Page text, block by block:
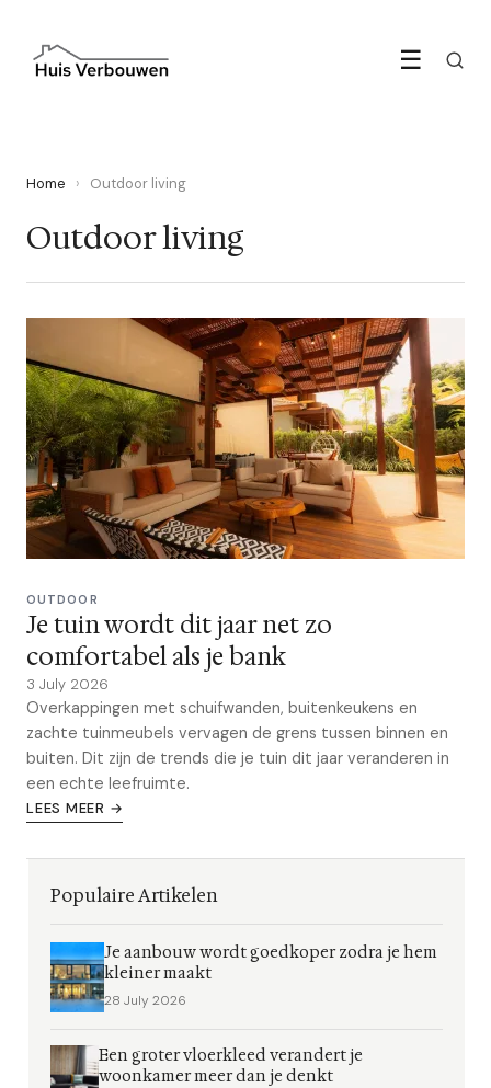
☰
Home › Outdoor living
Outdoor living
OUTDOOR
Je tuin wordt dit jaar net zo
comfortabel als je bank
3 July 2026
Overkappingen met schuifwanden, buitenkeukens en
zachte tuinmeubels vervagen de grens tussen binnen en
buiten. Dit zijn de trends die je tuin dit jaar veranderen in
een echte leefruimte.
LEES MEER →
Populaire Artikelen
Je aanbouw wordt goedkoper zodra je hem
kleiner maakt
28 July 2026
Een groter vloerkleed verandert je
woonkamer meer dan je denkt